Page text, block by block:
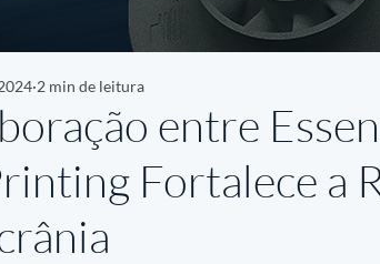
entre
Fortalece a
2 min de leitura